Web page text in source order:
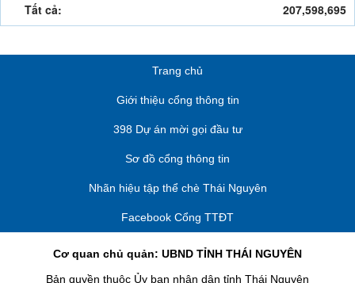
Tất cả:
207,598,695
Trang chủ
Giới thiệu cổng thông tin
398 Dự án mời gọi đầu tư
Sơ đồ cổng thông tin
Nhãn hiệu tập thể chè Thái Nguyên
Facebook Cổng TTĐT
Cơ quan chủ quản: UBND TỈNH THÁI NGUYÊN
Bản quyền thuộc Ủy ban nhân dân tỉnh Thái Nguyên